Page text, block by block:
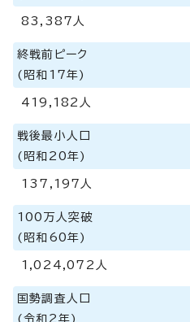
83,387人
終戦前ピーク
(昭和17年)
419,182人
戦後最小人口
(昭和20年)
137,197人
100万人突破
(昭和60年)
1,024,072人
国勢調査人口
(令和2年)